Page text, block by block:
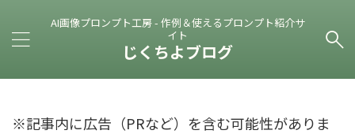
AI画像プロンプト工房 - 作例＆使えるプロンプト紹介サ
イト
じくちよブログ
※記事内に広告（PRなど）を含む可能性がありま